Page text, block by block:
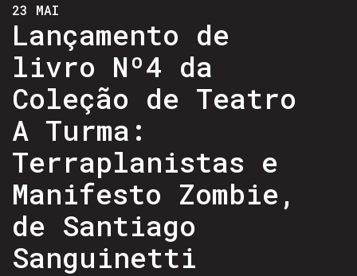
23 MAI
Lançamento de
livro Nº4 da
Coleção de Teatro
A Turma:
Terraplanistas e
Manifesto Zombie,
de Santiago
Sanguinetti